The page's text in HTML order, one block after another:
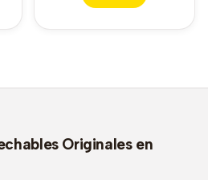
Originales en